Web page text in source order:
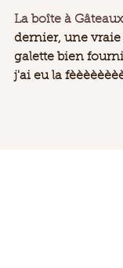
La boîte à Gâteaux
dernier, une
galette bien
j'ai eu la